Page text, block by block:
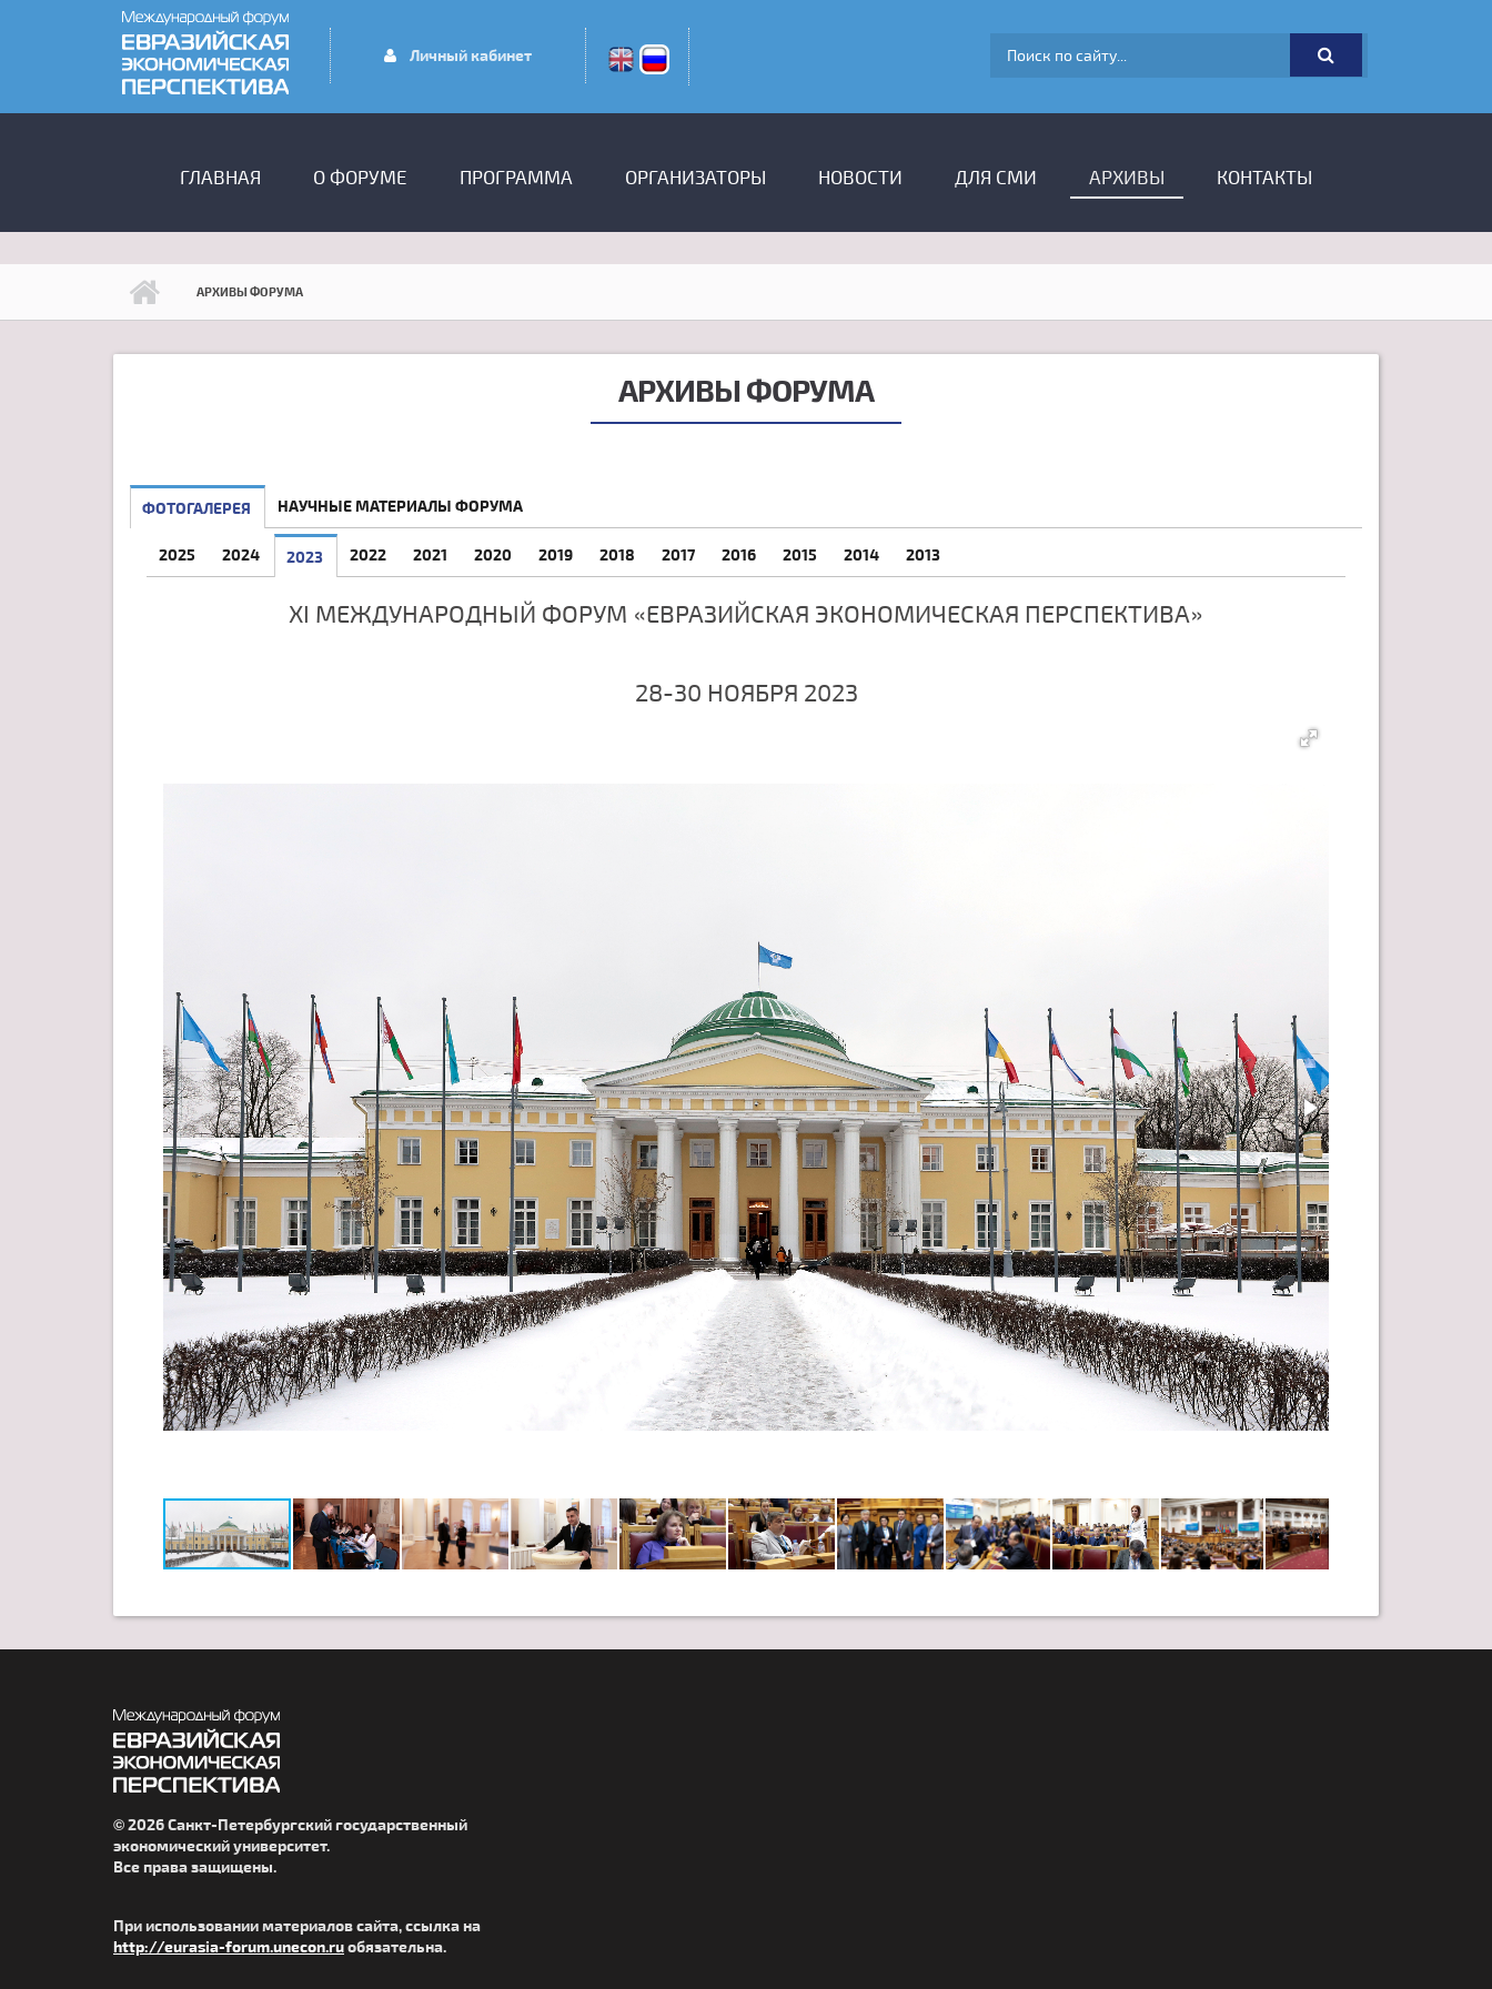
Перейти к основному содержанию
Личный кабинет ФОРМА ПОИСКА
ГЛАВНОЕ МЕНЮ
ГЛАВНАЯ О ФОРУМЕ ПРОГРАММА ОРГАНИЗАТОРЫ НОВОСТИ ДЛЯ СМИ АРХИВЫ КОНТАКТЫ
АРХИВЫ ФОРУМА
АРХИВЫ ФОРУМА
ФОТОГАЛЕРЕЯ НАУЧНЫЕ МАТЕРИАЛЫ ФОРУМА
2025 2024 2023 2022 2021 2020 2019 2018 2017 2016 2015 2014 2013
XI МЕЖДУНАРОДНЫЙ ФОРУМ «ЕВРАЗИЙСКАЯ ЭКОНОМИЧЕСКАЯ ПЕРСПЕКТИВА»
28-30 НОЯБРЯ 2023
© 2026 Санкт-Петербургский государственный
экономический университет.
Все права защищены.
При использовании материалов сайта, ссылка на
http://eurasia-forum.unecon.ruобязательна.